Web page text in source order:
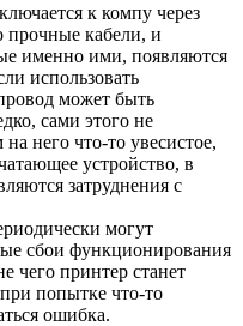
к компу через
кабели, и
именно ими, появляются
использовать
может быть
сами этого не
него что-то увесистое,
устройство, в
затруднения с
могут
сбои функционирования
чего принтер станет
попытке что-то
ошибка.